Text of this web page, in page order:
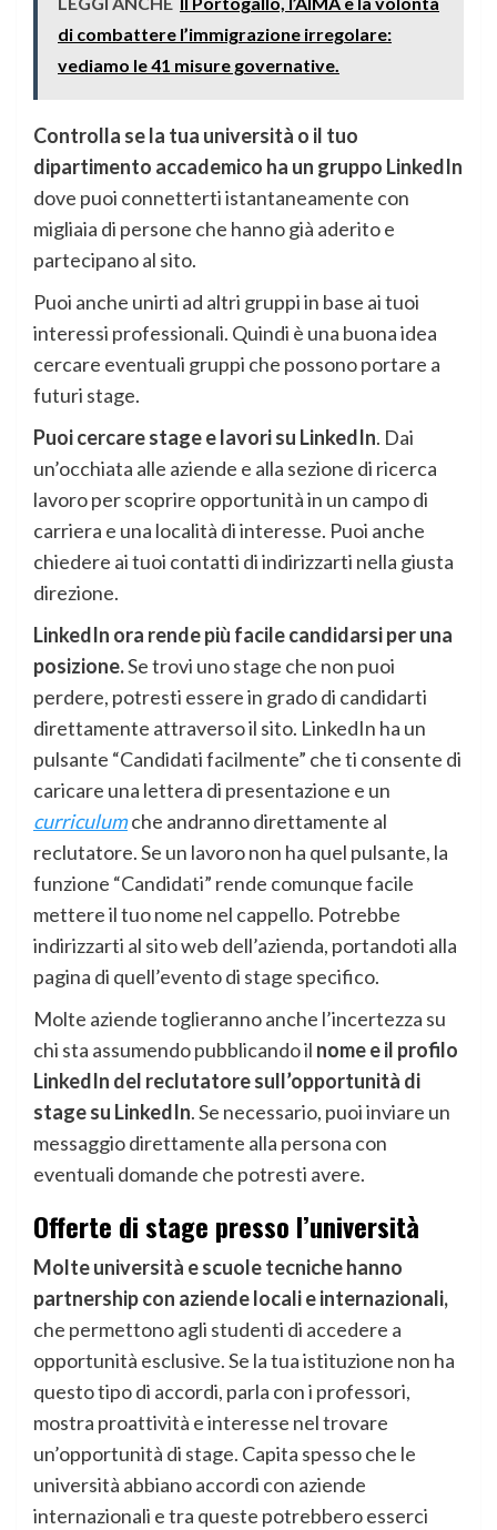
di combattere l’immigrazione irregolare:
vediamo le 41 misure governative.
Controlla se la tua università o il tuo
dipartimento accademico ha un gruppo LinkedIn
dove puoi connetterti istantaneamente con
migliaia di persone che hanno già aderito e
partecipano al sito.
Puoi anche unirti ad altri gruppi in base ai tuoi
interessi professionali. Quindi è una buona idea
cercare eventuali gruppi che possono portare a
futuri stage.
Puoi cercare stage e lavori su LinkedIn. Dai
un’occhiata alle aziende e alla sezione di ricerca
lavoro per scoprire opportunità in un campo di
carriera e una località di interesse. Puoi anche
chiedere ai tuoi contatti di indirizzarti nella giusta
direzione.
LinkedIn ora rende più facile candidarsi per una
posizione.Se trovi uno stage che non puoi
perdere, potresti essere in grado di candidarti
direttamente attraverso il sito. LinkedIn ha un
pulsante “Candidati facilmente” che ti consente di
caricare una lettera di presentazione e un
curriculumche andranno direttamente al
reclutatore. Se un lavoro non ha quel pulsante, la
funzione “Candidati” rende comunque facile
mettere il tuo nome nel cappello. Potrebbe
indirizzarti al sito web dell’azienda, portandoti alla
pagina di quell’evento di stage specifico.
Molte aziende toglieranno anche l’incertezza su
chi sta assumendo pubblicando il nome e il profilo
LinkedIn del reclutatore sull’opportunità di
stage su LinkedIn. Se necessario, puoi inviare un
messaggio direttamente alla persona con
eventuali domande che potresti avere.
Offerte di stage presso l’università
Molte università e scuole tecniche hanno
partnership con aziende locali e internazionali,
che permettono agli studenti di accedere a
opportunità esclusive. Se la tua istituzione non ha
questo tipo di accordi, parla con i professori,
mostra proattività e interesse nel trovare
un’opportunità di stage. Capita spesso che le
università abbiano accordi con aziende
internazionali e tra queste potrebbero esserci